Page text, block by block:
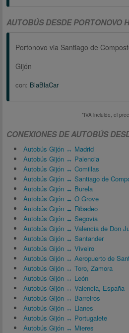
AUTOBÚS DESDE PORTONOVO
Portonovo via Santiago de
Gijón
con: BlaBlaCar
*IVA incluido, el
CONEXIONES DE AUTOBÚS
Autobús Gijón ↔ Madrid
Autobús Gijón ↔ Palencia
Autobús Gijón ↔ Comillas
Autobús Gijón ↔ Santiago de
Autobús Gijón ↔ Burela
Autobús Gijón ↔ O Grove
Autobús Gijón ↔ Ribadeo
Autobús Gijón ↔ Segovia
Autobús Gijón ↔ Valencia de Don
Autobús Gijón ↔ Santander
Autobús Gijón ↔ Viveiro
Autobús Gijón ↔ Aeropuerto de
Autobús Gijón ↔ Toro, Zamora
Autobús Gijón ↔ León
Autobús Gijón ↔ Valencia, España
Autobús Gijón ↔ Barreiros
Autobús Gijón ↔ Llanes
Autobús Gijón ↔ Portugalete
Autobús Gijón ↔ Mieres